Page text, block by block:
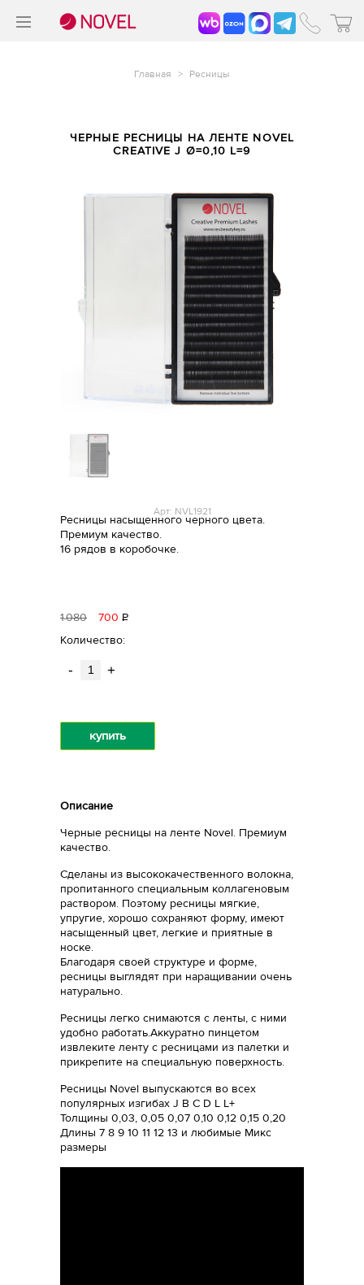
Главная > Ресницы
ЧЕРНЫЕ РЕСНИЦЫ НА ЛЕНТЕ NOVEL
CREATIVE J Ø=0,10 L=9
Арт: NVL1921
Ресницы насыщенного черного цвета.
Премиум качество.
16 рядов в коробочке.
1080 700 Р
Количество:
- +
купить
Описание
Черные ресницы на ленте Novel. Премиум
качество.
Сделаны из высококачественного волокна,
пропитанного специальным коллагеновым
раствором. Поэтому ресницы мягкие,
упругие, хорошо сохраняют форму, имеют
насыщенный цвет, легкие и приятные в
носке.
Благодаря своей структуре и форме,
ресницы выглядят при наращивании очень
натурально.
Ресницы легко снимаются с ленты, с ними
удобно работать.Аккуратно пинцетом
извлеките ленту с ресницами из палетки и
прикрепите на специальную поверхность.
Ресницы Novel выпускаются во всех
популярных изгибах J B C D L L+
Толщины 0,03, 0,05 0,07 0,10 0,12 0,15 0,20
Длины 7 8 9 10 11 12 13 и любимые Микс
размеры